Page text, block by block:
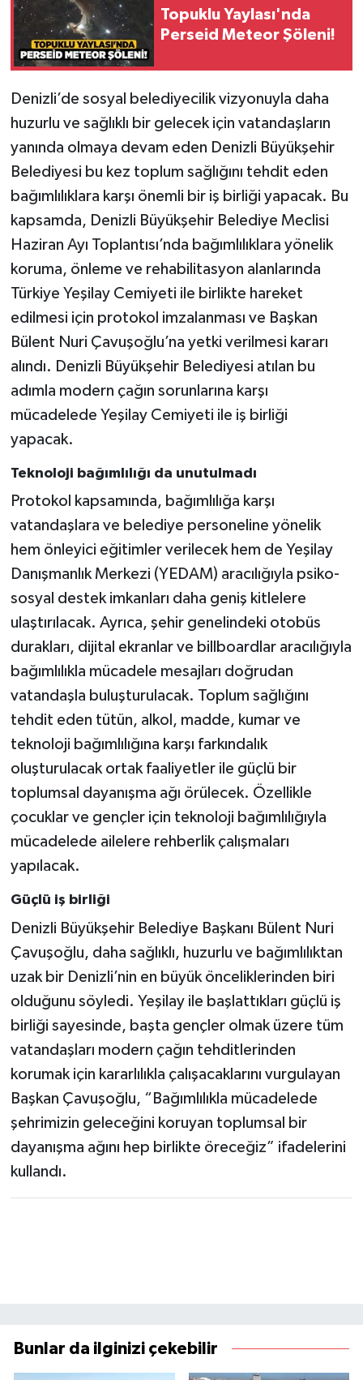
Topuklu Yaylası'nda
Perseid Meteor Şöleni!
Denizli’de sosyal belediyecilik vizyonuyla daha
huzurlu ve sağlıklı bir gelecek için vatandaşların
yanında olmaya devam eden Denizli Büyükşehir
Belediyesi bu kez toplum sağlığını tehdit eden
bağımlılıklara karşı önemli bir iş birliği yapacak. Bu
kapsamda, Denizli Büyükşehir Belediye Meclisi
Haziran Ayı Toplantısı’nda bağımlılıklara yönelik
koruma, önleme ve rehabilitasyon alanlarında
Türkiye Yeşilay Cemiyeti ile birlikte hareket
edilmesi için protokol imzalanması ve Başkan
Bülent Nuri Çavuşoğlu’na yetki verilmesi kararı
alındı. Denizli Büyükşehir Belediyesi atılan bu
adımla modern çağın sorunlarına karşı
mücadelede Yeşilay Cemiyeti ile iş birliği
yapacak.
Teknoloji bağımlılığı da unutulmadı
Protokol kapsamında, bağımlılığa karşı
vatandaşlara ve belediye personeline yönelik
hem önleyici eğitimler verilecek hem de Yeşilay
Danışmanlık Merkezi (YEDAM) aracılığıyla psiko-
sosyal destek imkanları daha geniş kitlelere
ulaştırılacak. Ayrıca, şehir genelindeki otobüs
durakları, dijital ekranlar ve billboardlar aracılığıyla
bağımlılıkla mücadele mesajları doğrudan
vatandaşla buluşturulacak. Toplum sağlığını
tehdit eden tütün, alkol, madde, kumar ve
teknoloji bağımlılığına karşı farkındalık
oluşturulacak ortak faaliyetler ile güçlü bir
toplumsal dayanışma ağı örülecek. Özellikle
çocuklar ve gençler için teknoloji bağımlılığıyla
mücadelede ailelere rehberlik çalışmaları
yapılacak.
Güçlü iş birliği
Denizli Büyükşehir Belediye Başkanı Bülent Nuri
Çavuşoğlu, daha sağlıklı, huzurlu ve bağımlılıktan
uzak bir Denizli’nin en büyük önceliklerinden biri
olduğunu söyledi. Yeşilay ile başlattıkları güçlü iş
birliği sayesinde, başta gençler olmak üzere tüm
vatandaşları modern çağın tehditlerinden
korumak için kararlılıkla çalışacaklarını vurgulayan
Başkan Çavuşoğlu, “Bağımlılıkla mücadelede
şehrimizin geleceğini koruyan toplumsal bir
dayanışma ağını hep birlikte öreceğiz” ifadelerini
kullandı.
Bunlar da ilginizi çekebilir